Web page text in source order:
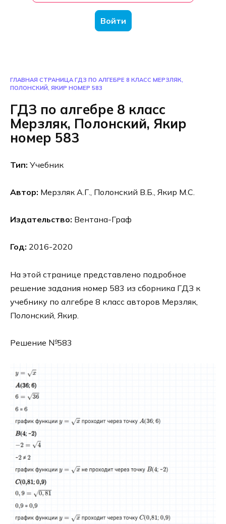
Войти
ГЛАВНАЯ СТРАНИЦА ГДЗ ПО АЛГЕБРЕ 8 КЛАСС МЕРЗЛЯК,
ПОЛОНСКИЙ, ЯКИР НОМЕР 583
ГДЗ по алгебре 8 класс
Мерзляк, Полонский, Якир
номер 583
Тип: Учебник
Автор: Мерзляк А.Г., Полонский В.Б., Якир М.С.
Издательство: Вентана-Граф
Год: 2016-2020
На этой странице представлено подробное
решение задания номер 583 из сборника ГДЗ к
учебнику по алгебре 8 класс авторов Мерзляк,
Полонский, Якир.
Решение №583